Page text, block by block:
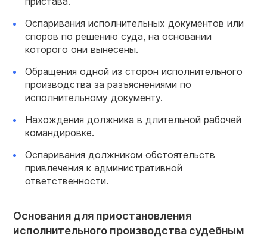
Оспаривания исполнительных документов или
споров по решению суда, на основании
которого они вынесены.
Обращения одной из сторон исполнительного
производства за разъяснениями по
исполнительному документу.
Нахождения должника в длительной рабочей
командировке.
Оспаривания должником обстоятельств
привлечения к административной
ответственности.
Основания для приостановления
исполнительного производства судебным